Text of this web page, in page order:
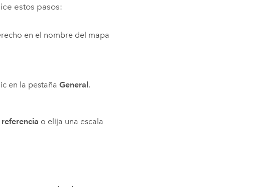
estos pasos:
en el nombre del mapa
en la pestañaGeneral.
referencia o elija una escala